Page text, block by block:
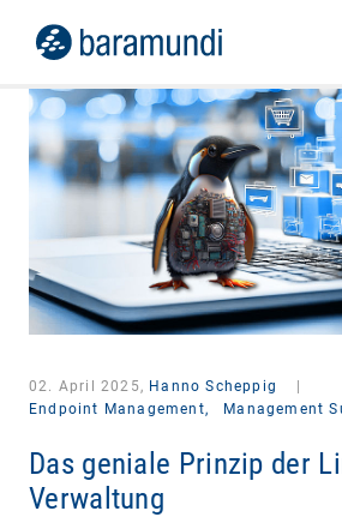
02. April 2025, Hanno Scheppig
Endpoint Management,
Management
Das geniale Prinzip der
Verwaltung